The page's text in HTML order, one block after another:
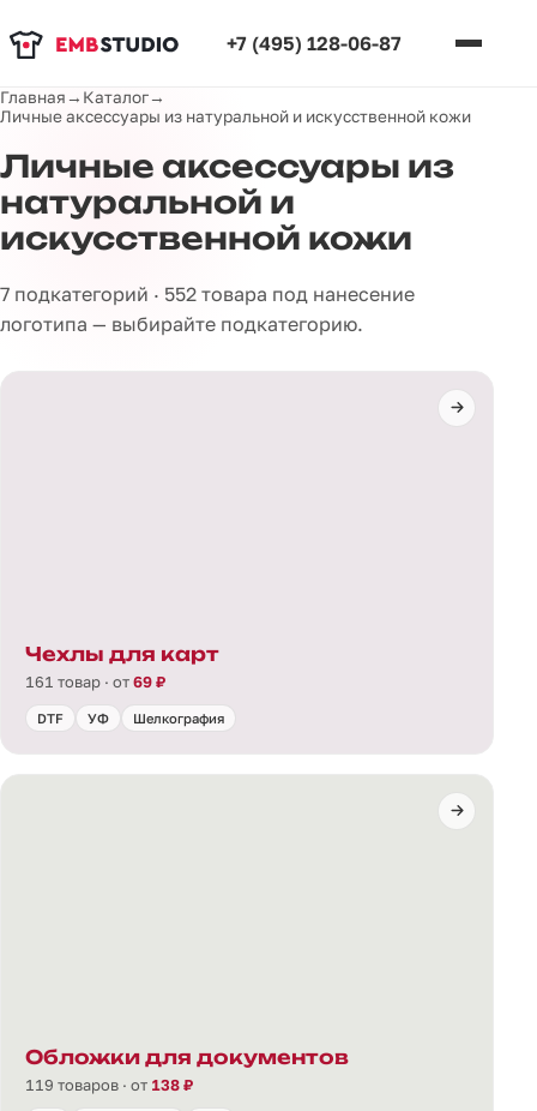
+7 (495) 128-06-87
Главная→ Каталог→
Личные аксессуары из натуральной и искусственной кожи
Личные аксессуары из
натуральной и
искусственной кожи
7 подкатегорий · 552 товара под нанесение
логотипа — выбирайте подкатегорию.
Чехлы для карт
161 товар · от69 ₽
DTF УФ Шелкография
Обложки для документов
119 товаров · от 138 ₽